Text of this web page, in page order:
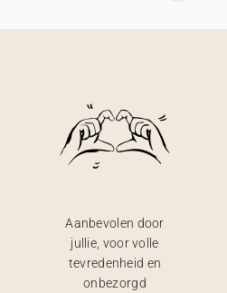
Aanbevolen door
jullie, voor volle
tevredenheid en
onbezorgd